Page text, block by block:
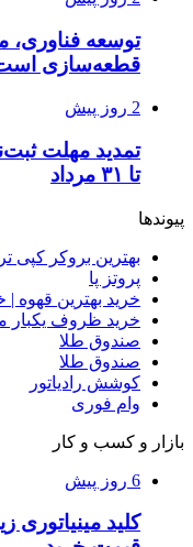
توسعه
قطعه‌سازی
2 روز پیش
تا ۳۱ مرداد
پیوندها
بهترین بروکر کپی
پروتز پا
خرید بهترین قهوه |
خرید ظروف
صندوق طلا
صندوق طلا
کوشش رادیاتور
وام فوری
بازار و کسب و کار
6 روز پیش